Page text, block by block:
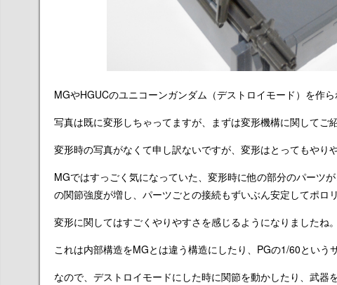
MGやHGUCのユニコーンガンダム（デストロイモード）を作
写真は既に変形しちゃってますが、まずは変形機構に関してご
変形時の写真がなくて申し訳ないですが、変形はとってもやり
MGではすっごく気になっていた、変形時に他の部分のパーツ
の関節強度が増し、パーツごとの接続もずいぶん安定してポロ
変形に関してはすごくやりやすさを感じるようになりましたね。
これは内部構造をMGとは違う構造にしたり、PGの1/60という
なので、デストロイモードにした時に関節を動かしたり、武